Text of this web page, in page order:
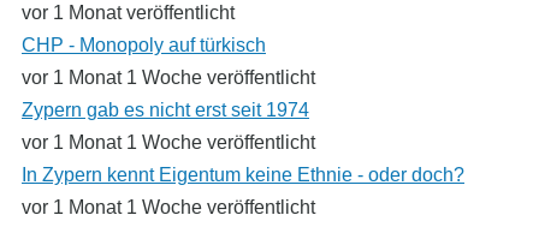
vor 1 Monat veröffentlicht
CHP - Monopoly auf türkisch
vor 1 Monat 1 Woche veröffentlicht
Zypern gab es nicht erst seit 1974
vor 1 Monat 1 Woche veröffentlicht
In Zypern kennt Eigentum keine Ethnie - oder doch?
vor 1 Monat 1 Woche veröffentlicht